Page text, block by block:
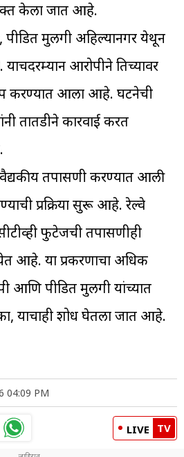
केला जात आहे.
पीडित मुलगी अहिल्यानगर येथून
आरोपीने तिच्यावर
करण्यात आला आहे. घटनेची
तातडीने कारवाई करत
वैद्यकीय तपासणी करण्यात आली
प्रक्रिया सुरू आहे. रेल्वे
फुटेजची तपासणीही
आहे. या प्रकरणाचा अधिक
पीडित मुलगी यांच्यात
याचाही शोध घेतला जात आहे.
04:09 PM
LIVE TV